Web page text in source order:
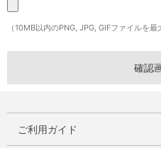
（10MB以内のPNG, JPG, GIFファイルを最
ご利用ガイド